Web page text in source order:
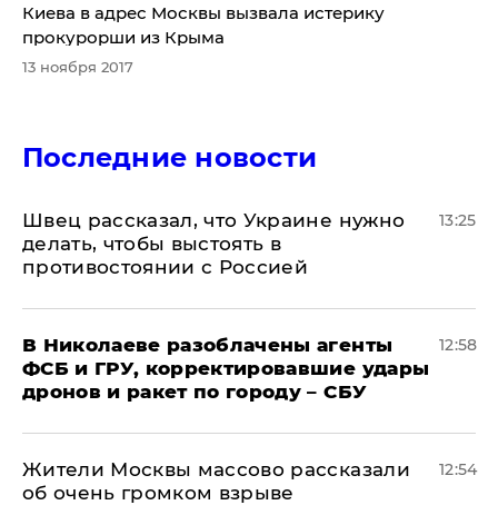
Киева в адрес Москвы вызвала истерику
прокурорши из Крыма
13 ноября 2017
Последние новости
Швец рассказал, что Украине нужно
делать, чтобы выстоять в
противостоянии с Россией
13:25
В Николаеве разоблачены агенты
ФСБ и ГРУ, корректировавшие удары
дронов и ракет по городу – СБУ
12:58
Жители Москвы массово рассказали
об очень громком взрыве
12:54